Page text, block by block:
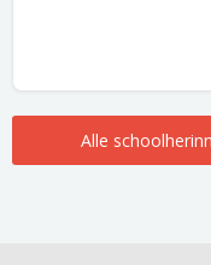
Alle